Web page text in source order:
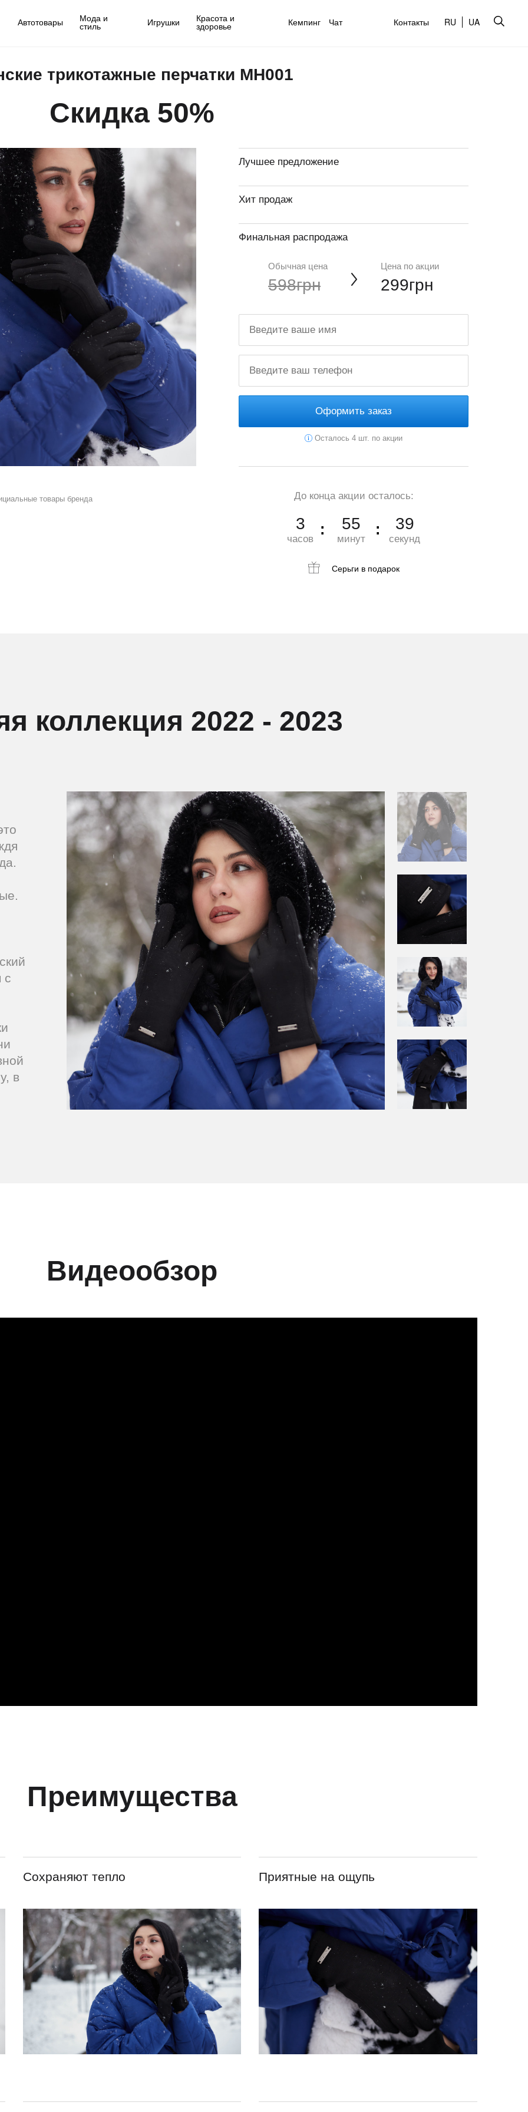
Автотовары Мода и
стиль Игрушки Красота и
здоровье Кемпинг Чат Контакты RU UA
трикотажные перчатки MH001
Скидка 50%
товары бренда
Лучшее предложение
Хит продаж
Финальная распродажа
Обычная цена
598грн
Цена по акции
299грн
Оформить заказ
Осталось 4 шт. по акции
До конца акции осталось:
3
часов
55
минут
37
секунд
Серьги в подарок
коллекция 2022 - 2023
с
в
Видеообзор
Преимущества
Сохраняют тепло Приятные на ощупь